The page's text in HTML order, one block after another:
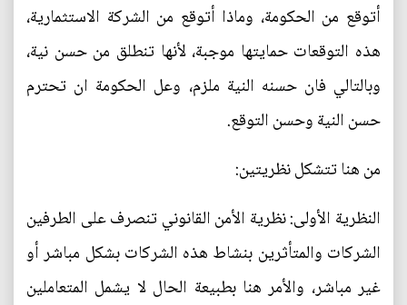
أتوقع من الحكومة، وماذا أتوقع من الشركة الاستثمارية،
هذه التوقعات حمايتها موجبة، لأنها تنطلق من حسن نية،
وبالتالي فان حسنه النية ملزم، وعل الحكومة ان تحترم
حسن النية وحسن التوقع.
من هنا تتشكل نظريتين:
النظرية الأولى: نظرية الأمن القانوني تنصرف على الطرفين
الشركات والمتأثرين بنشاط هذه الشركات بشكل مباشر أو
غير مباشر، والأمر هنا بطبيعة الحال لا يشمل المتعاملين